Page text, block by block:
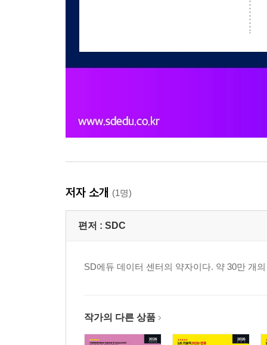
저자 소개 (1명)
편저 : SDC
SD에듀 데이터 센터의 약자이다. 약 30만 개
작가의 다른 상품